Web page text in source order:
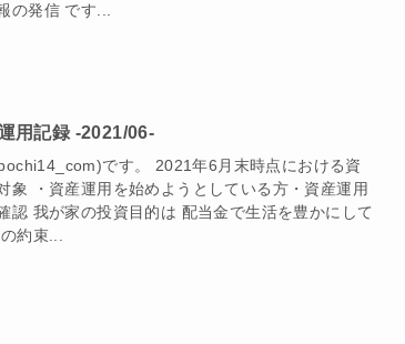
発信 です...
用記録 -2021/06-
です。 2021年6月末時点における資
象 ・資産運用を始めようとしている方・資産運用
認 我が家の投資目的は 配当金で生活を豊かにして
約束...